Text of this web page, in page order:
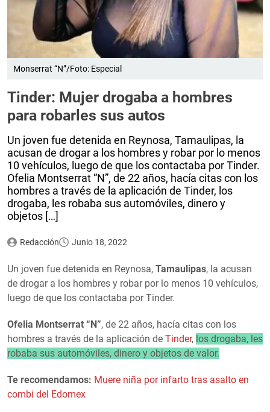
Monserrat “N”/Foto: Especial
Tinder: Mujer drogaba a hombres
para robarles sus autos
Un joven fue detenida en Reynosa, Tamaulipas, la
acusan de drogar a los hombres y robar por lo menos
10 vehículos, luego de que los contactaba por Tinder.
Ofelia Montserrat “N”, de 22 años, hacía citas con los
hombres a través de la aplicación de Tinder, los
drogaba, les robaba sus automóviles, dinero y
objetos […]
Redacción Junio 18, 2022
Un joven fue detenida en Reynosa, Tamaulipas, la acusan
de drogar a los hombres y robar por lo menos 10 vehículos,
luego de que los contactaba por Tinder.
Ofelia Montserrat “N”, de 22 años, hacía citas con los
hombres a través de la aplicación de Tinder, los drogaba, les
robaba sus automóviles, dinero y objetos de valor.
Te recomendamos: Muere niña por infarto tras asalto en
combi del Edomex